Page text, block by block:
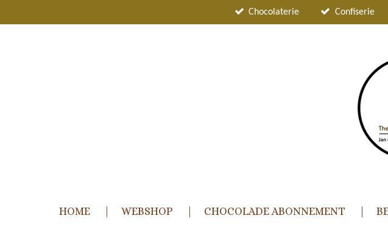
direct
Chocolaterie Confiserie
HOME WEBSHOP CHOCOLADE ABONNEMENT